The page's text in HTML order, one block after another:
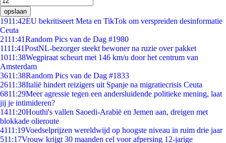
opslaan
1911:42EU bekritiseert Meta en TikTok om verspreiden desinformatie
Ceuta
2111:41Random Pics van de Dag #1980
1111:41PostNL-bezorger steekt bewoner na ruzie over pakket
1011:38Wegpiraat scheurt met 146 km/u door het centrum van
Amsterdam
3611:38Random Pics van de Dag #1833
2611:38Italië hindert reizigers uit Spanje na migratiecrisis Ceuta
6811:29Meer agressie tegen een andersluidende politieke mening, laat
jij je intimideren?
1411:20Houthi's vallen Saoedi-Arabië en Jemen aan, dreigen met
blokkade olieroute
4111:19Voedselprijzen wereldwijd op hoogste niveau in ruim drie jaar
511:17Vrouw krijgt 30 maanden cel voor afpersing 12-jarige